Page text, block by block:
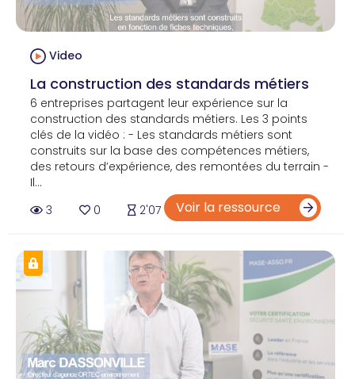
Video
La construction des standards métiers
6 entreprises partagent leur expérience sur la
construction des standards métiers. Les 3 points
clés de la vidéo : - Les standards métiers sont
construits sur la base des compétences métiers,
des retours d’expérience, des remontées du terrain -
Il...
3
0 2'07 Voir la ressource